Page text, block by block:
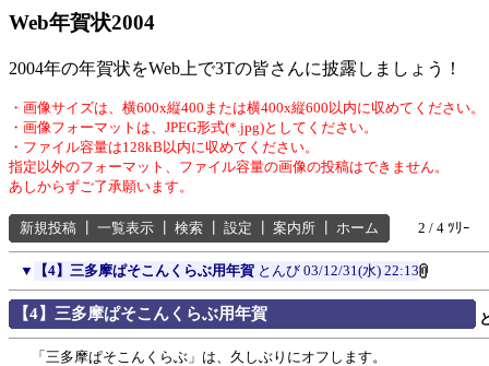
Web年賀状2004
2004年の年賀状をWeb上で3Tの皆さんに披露しましょう！
・画像サイズは、横600x縦400または横400x縦600以内に収めてください。
・画像フォーマットは、JPEG形式(*.jpg)としてください。
・ファイル容量は128kB以内に収めてください。
指定以外のフォーマット、ファイル容量の画像の投稿はできません。
あしからずご了承願います。
新規投稿 一覧表示 検索 設定 案内所 ホーム 2 / 4 ﾂﾘｰ
▼ 【4】三多摩ぱそこんくらぶ用年賀 とんび 03/12/31(水) 22:13
【4】三多摩ぱそこんくらぶ用年賀
「三多摩ぱそこんくらぶ」は、久しぶりにオフします。